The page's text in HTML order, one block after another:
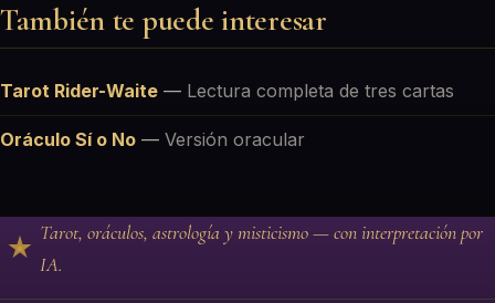
También te puede interesar
Tarot Rider-Waite — Lectura completa de tres cartas
Oráculo Sí o No — Versión oracular
Tarot, oráculos, astrología y misticismo — con interpretación por
IA.